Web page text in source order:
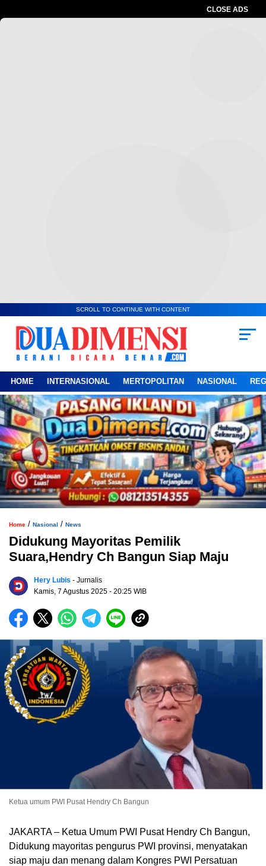
CLOSE ADS
SCROLL TO CONTINUE WITH CONTENT
HOME INTERNASIONAL MERTOPOLITAN NASIONAL
Home / Nasional / News
Didukung Mayoritas Pemilik
Suara,Hendry Ch Bangun Siap Maju
Hery Lubis - Jurnalis
Kamis, 7 Agustus 2025 - 20:25 WIB
Ketua umum PWI Pusat Hendry Ch Bangun
JAKARTA – Ketua Umum PWI Pusat Hendry Ch Bangun,
Didukung mayoritas pengurus PWI provinsi, menyatakan
siap maju dan menang dalam Kongres PWI Persatuan